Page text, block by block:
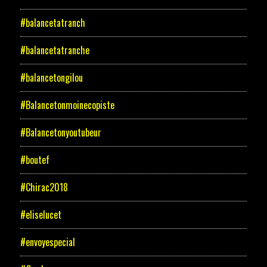
#balancetatranch
#balancetatranche
#balancetongilou
#Balancetonmoinecopiste
#Balancetonyoutubeur
#boutef
#Chirac2018
#eliselucet
#envoyespecial